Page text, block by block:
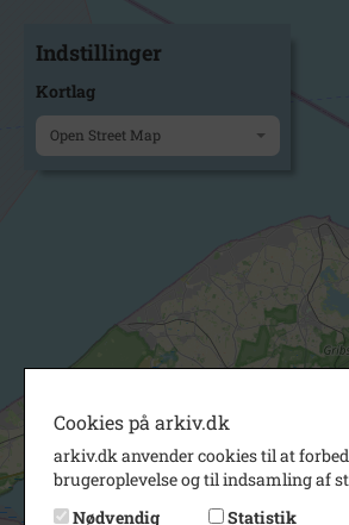
Indstillinger
Kortlag
Open Street Map
Cookies på arkiv.dk
arkiv.dk anvender cookies til at
brugeroplevelse og til indsamling af
Nødvendig
Statistik